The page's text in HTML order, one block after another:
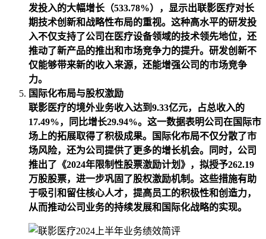
发投入的大幅增长（533.78%），显示出联影医疗对长
期技术创新和战略性布局的重视。这种高水平的研发投
入不仅支持了公司在医疗设备领域的技术领先地位，还
推动了新产品的推出和市场竞争力的提升。研发创新不
仅能够带来新的收入来源，还能增强公司的市场竞争
力。
国际化布局与股权激励
联影医疗的境外业务收入达到9.33亿元，占总收入的
17.49%，同比增长29.94%。这一数据表明公司在国际市
场上的拓展取得了积极成果。国际化布局不仅分散了市
场风险，还为公司提供了更多的增长机会。同时，公司
推出了《2024年限制性股票激励计划》，拟授予262.19
万股股票，进一步巩固了股权激励机制。这些措施有助
于吸引和留住核心人才，提高员工的积极性和创造力，
从而推动公司业务的持续发展和国际化战略的实现。